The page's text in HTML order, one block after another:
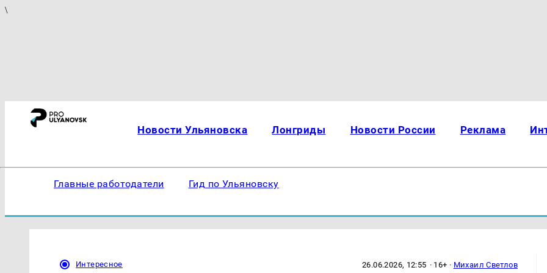
\
Новости Ульяновска Лонгриды Новости России Реклама
Главные работодатели Гид по Ульяновску
Интересное 26.06.2026, 12:55 · 16+ · Михаил Светлов